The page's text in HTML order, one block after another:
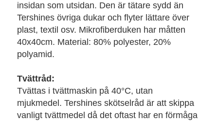
insidan som utsidan. Den är tätare sydd än
Tershines övriga dukar och flyter lättare över
plast, textil osv. Mikrofiberduken har måtten
40x40cm. Material: 80% polyester, 20%
polyamid.
Tvättråd:
Tvättas i tvättmaskin på 40°C, utan
mjukmedel. Tershines skötselråd är att skippa
vanligt tvättmedel då det oftast har en förmåga